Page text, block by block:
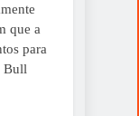
que a
para
Bull